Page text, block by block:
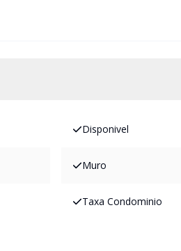
Disponivel
Muro
Taxa Condominio